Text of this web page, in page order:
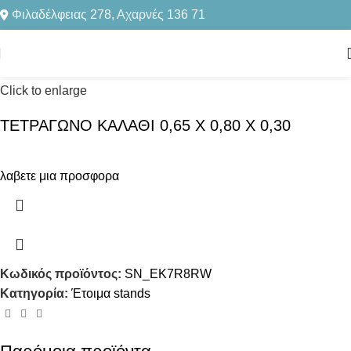
Φιλαδέλφειας 278, Αχαρνές 136 71
Αρχική σελίδα Έτοιμα stands
Click to enlarge
ΤΕΤΡΑΓΩΝΟ ΚΑΛΑΘΙ 0,65 X 0,80 X 0,30
λαβετε μια προσφορα
Κωδικός προϊόντος: SN_EK7R8RW
Κατηγορία: Έτοιμα stands